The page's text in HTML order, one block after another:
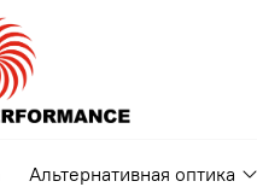
Альтернативная оптика